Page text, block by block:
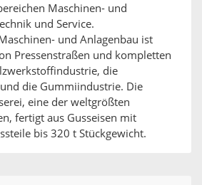
Maschinen- und
und Service.
und Anlagenbau ist
Pressenstraßen und kompletten
die
die Gummiindustrie. Die
eine der weltgrößten
fertigt aus Gusseisen mit
bis 320 t Stückgewicht.